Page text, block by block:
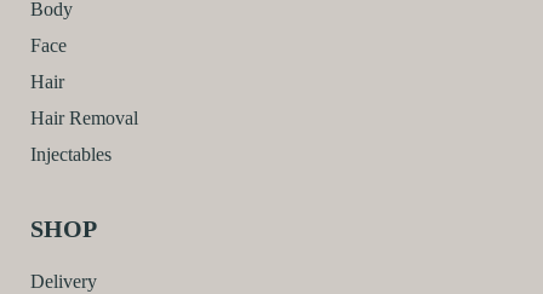
Body
Face
Hair
Hair Removal
Injectables
SHOP
Delivery